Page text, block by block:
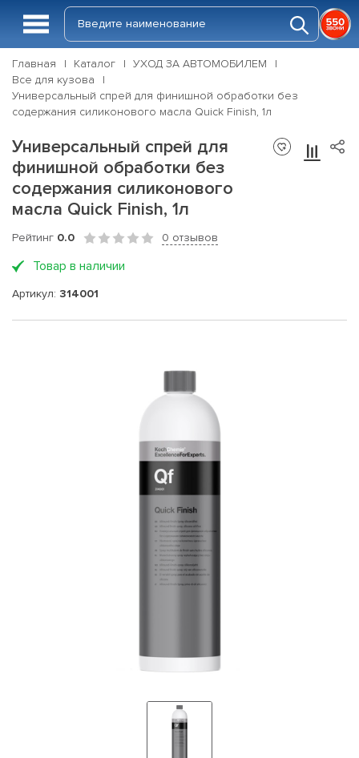
Главная Каталог
УХОД ЗА АВТОМОБИЛЕМ
Все для кузова
Универсальный спрей для финишной обработки без
содержания силиконового масла Quick Finish, 1л
Универсальный спрей для
финишной обработки без
содержания силиконового
масла Quick Finish, 1л
Рейтинг 0.0 0 отзывов
Товар в наличии
Артикул: 314001